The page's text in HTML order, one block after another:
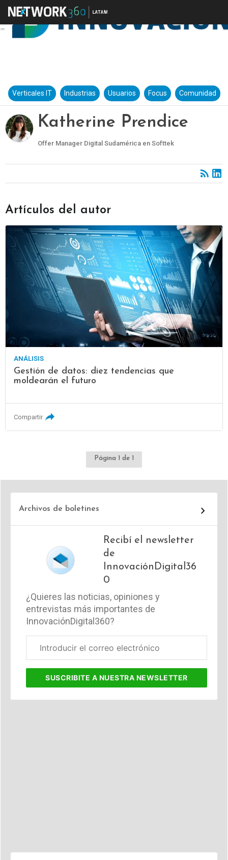
Verticales IT Industrias Usuarios Focus Comunidad
Katherine Prendice
Offer Manager Digital Sudamérica en Softtek
Artículos del autor
ANÁLISIS
Gestión de datos: diez tendencias que
moldearán el futuro
Compartir
Página 1 de 1
Archivos de boletines
Recibí el newsletter
de
InnovaciónDigital36
0
¿Quieres las noticias, opiniones y
entrevistas más importantes de
InnovaciónDigital360?
electrónico
SUSCRIBITE A NUESTRA NEWSLETTER